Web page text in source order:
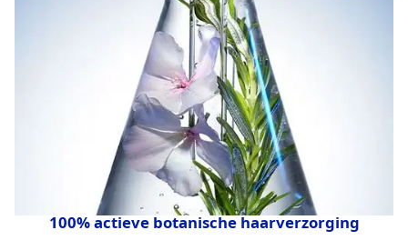
100% actieve botanische haarverzorging